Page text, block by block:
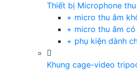
Thiết bị Microphone
+ micro thu âm
+ micro thu âm
+ phụ kiện dành
Khung cage-video